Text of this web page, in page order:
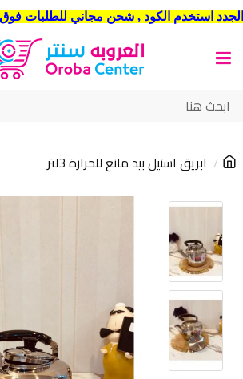
شحن مجاني للطلبات فوق 499رس داخل الرياض . وشحن الي جميع مدن المملكة العربية السعودية
ابريق استيل بيد مانع للحرارة 3لتر